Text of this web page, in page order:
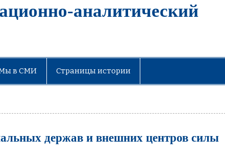
аналитический
в СМИ Страницы истории
держав и внешних центров силы